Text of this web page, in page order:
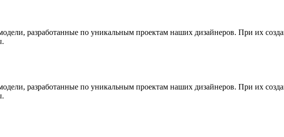
разработанные по уникальным проектам наших дизайнеров. При их
разработанные по уникальным проектам наших дизайнеров. При их